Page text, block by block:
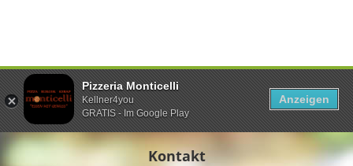
Kontakt
Pizzeria Monticelli
Kellner4you
GRATIS - Im Google Play
Anzeigen